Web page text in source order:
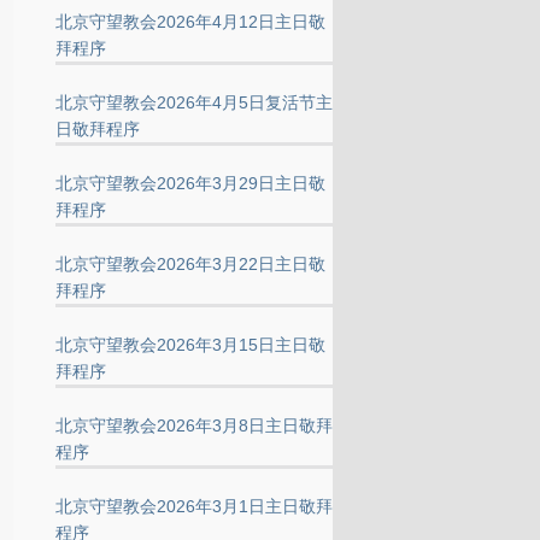
北京守望教会2026年4月12日主日敬
拜程序
北京守望教会2026年4月5日复活节主
日敬拜程序
北京守望教会2026年3月29日主日敬
拜程序
北京守望教会2026年3月22日主日敬
拜程序
北京守望教会2026年3月15日主日敬
拜程序
北京守望教会2026年3月8日主日敬拜
程序
北京守望教会2026年3月1日主日敬拜
程序